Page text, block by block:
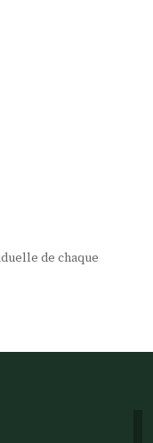
de chaque